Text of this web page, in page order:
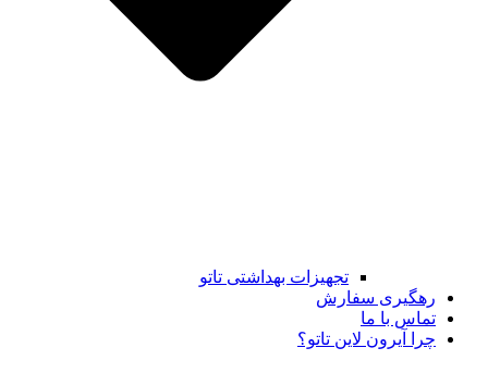
تجهیزات بهداشتی تاتو
رهگیری سفارش
تماس با ما
چرا آیرون لاین تاتو؟